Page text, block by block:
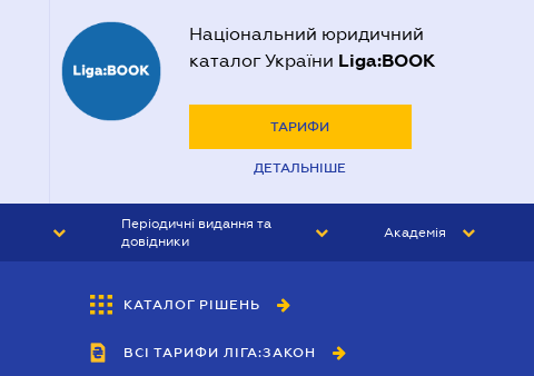
Національний юридичний
каталог України Liga:BOOK
ТАРИФИ
ДЕТАЛЬНІШЕ
Періодичні видання та
довідники
БУХГАЛТЕР&ЗАКОН
ВІСНИК МСФЗ
Академія
КАТАЛОГ РІШЕНЬ
ВСІ ТАРИФИ ЛІГА:ЗАКОН